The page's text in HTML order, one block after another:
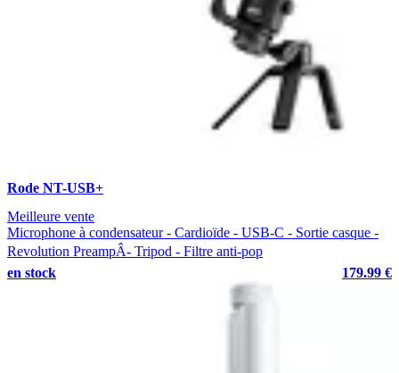
Rode NT-USB+
Meilleure vente
Microphone à condensateur - Cardioïde - USB-C - Sortie casque -
Revolution PreampÂ- Tripod - Filtre anti-pop
en stock
179.99 €